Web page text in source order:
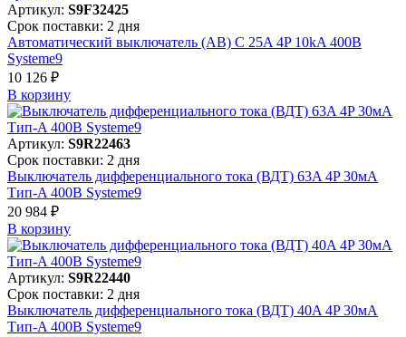
Артикул: S9F32425
Срок поставки: 2 дня
Автоматический выключатель (АВ) C 25A 4P 10kA 400В
Systeme9
10 126 ₽
В корзинy
Артикул: S9R22463
Срок поставки: 2 дня
Выключатель дифференциального тока (ВДТ) 63A 4P 30мА
Тип-A 400В Systeme9
20 984 ₽
В корзинy
Артикул: S9R22440
Срок поставки: 2 дня
Выключатель дифференциального тока (ВДТ) 40A 4P 30мА
Тип-A 400В Systeme9